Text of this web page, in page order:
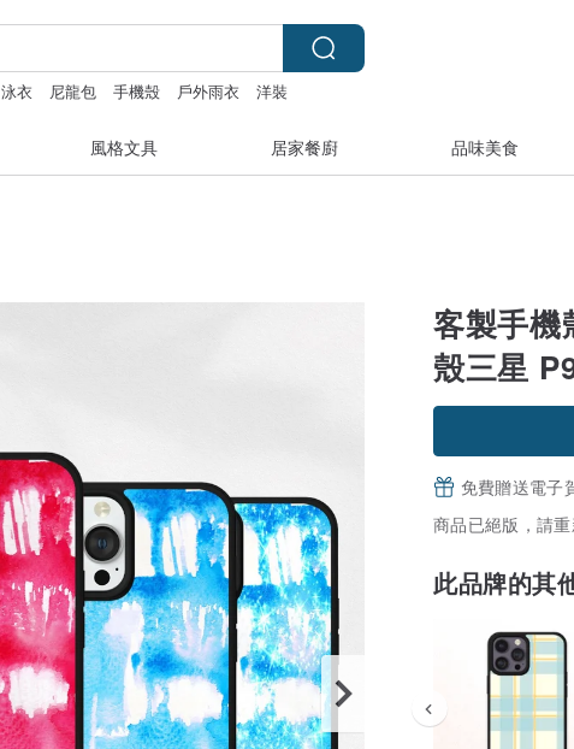
泳衣 尼龍包 手機殼 戶外雨衣 洋裝
風格文具 居家餐廚 品味美食
客製手
殼三星
免費贈送電子
商品已絕版，請
此品牌的其